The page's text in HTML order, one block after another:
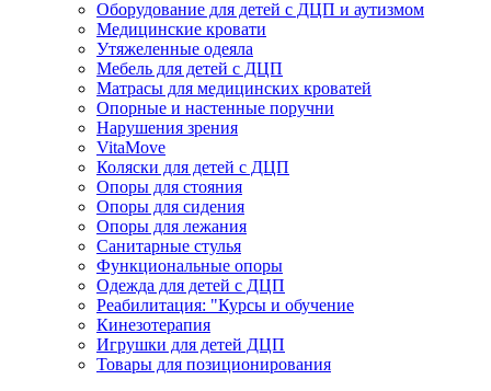
Оборудование для детей с ДЦП и аутизмом
Медицинские кровати
Утяжеленные одеяла
Мебель для детей с ДЦП
Матрасы для медицинских кроватей
Опорные и настенные поручни
Нарушения зрения
VitaMove
Коляски для детей с ДЦП
Опоры для стояния
Опоры для сидения
Опоры для лежания
Санитарные стулья
Функциональные опоры
Одежда для детей с ДЦП
Реабилитация: "Курсы и обучение
Кинезотерапия
Игрушки для детей ДЦП
Товары для позиционирования